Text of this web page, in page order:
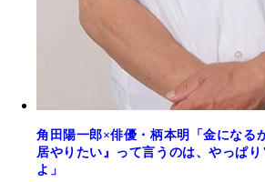
角田陽一郎×俳優・柄本明「金になる
居やりたい』って言うのは、やっぱ
よ」